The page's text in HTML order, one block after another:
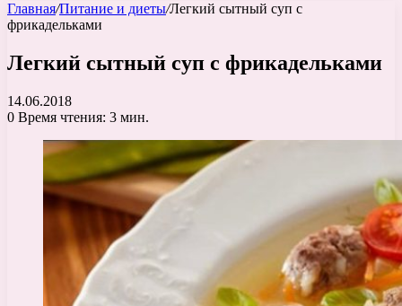
Главная/Питание и диеты/Легкий сытный суп с
фрикадельками
Легкий сытный суп с фрикадельками
14.06.2018
0 Время чтения: 3 мин.